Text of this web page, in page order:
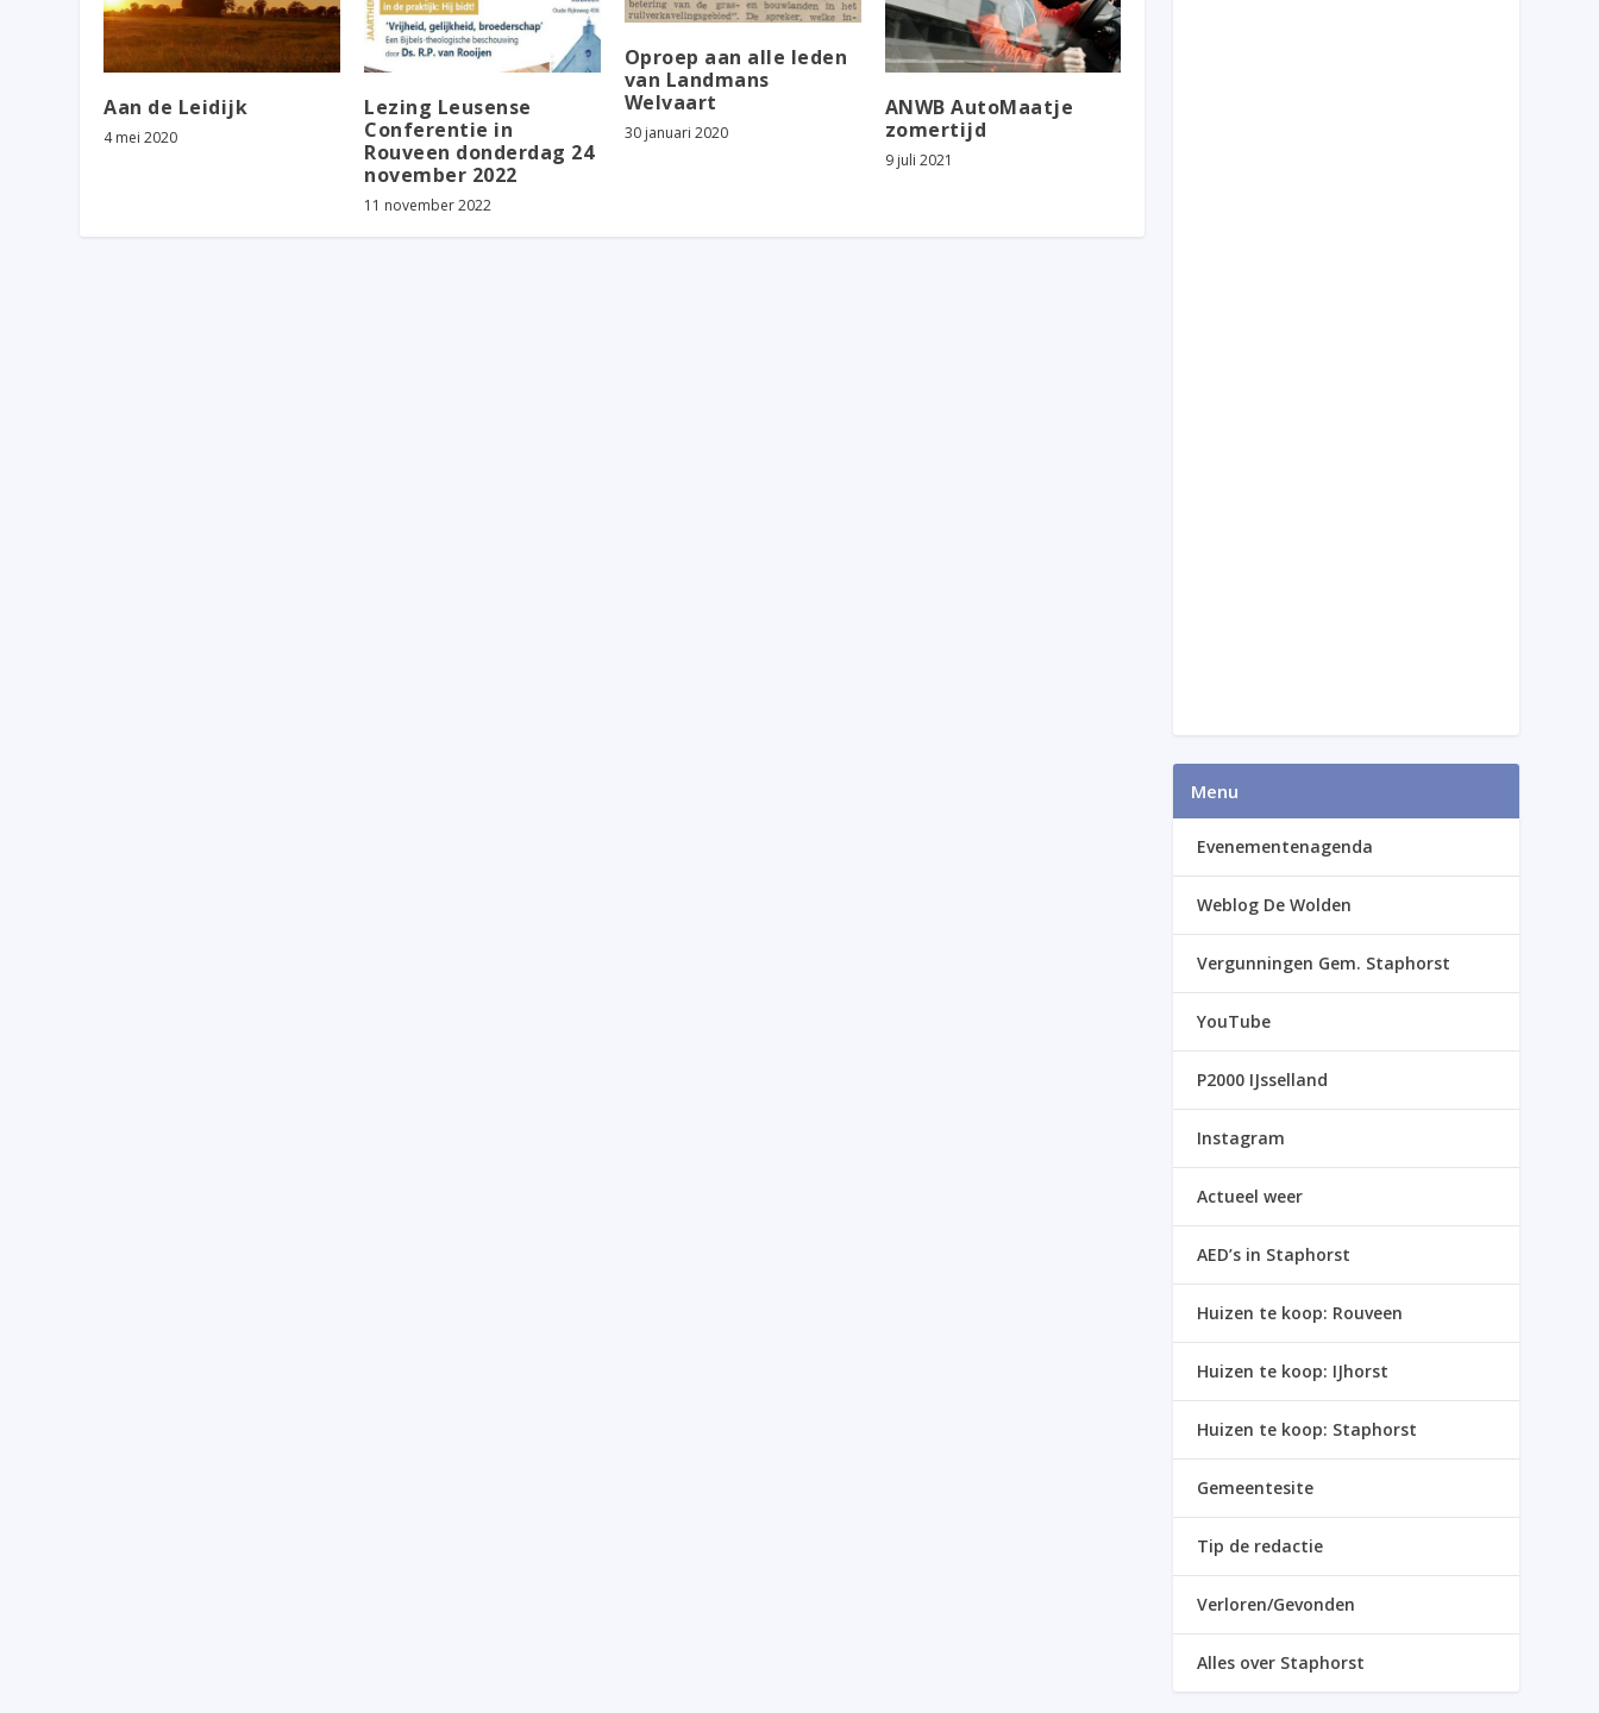
Aan de Leidijk
4 mei 2020
Lezing Leusense
Conferentie in
Rouveen donderdag 24
november 2022
11 november 2022
Oproep aan alle leden
van Landmans
Welvaart
30 januari 2020
ANWB AutoMaatje
zomertijd
9 juli 2021
Menu
Evenementenagenda
Weblog De Wolden
Vergunningen Gem. Staphorst
YouTube
P2000 IJsselland
Instagram
Actueel weer
AED’s in Staphorst
Huizen te koop: Rouveen
Huizen te koop: IJhorst
Huizen te koop: Staphorst
Gemeentesite
Tip de redactie
Verloren/Gevonden
Alles over Staphorst